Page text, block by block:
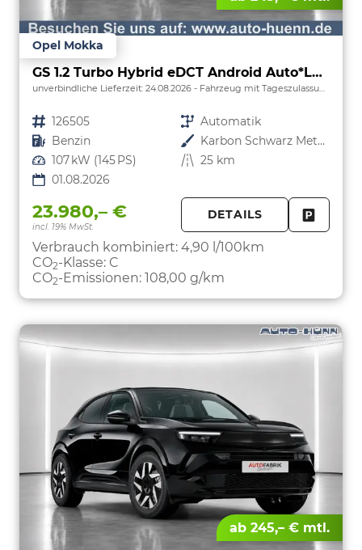
Opel Mokka
GS 1.2 Turbo Hybrid eDCT Android Auto*Leder*SHZ*Keyless*Kamera*Klimaauto*LED*
unverbindliche Lieferzeit: 24.08.2026 Fahrzeug mit Tageszulassung
Fahrzeugnr. 126505 Getriebe Automatik
Kraftstoff Benzin Außenfarbe
Karbon Schwarz Metallic
Leistung 107 kW (145 PS) Kilometerstand 25 km
01.08.2026
23.980,– €
incl. 19% MwSt.
DETAILS
Verbrauch kombiniert: 4,90 l/100km
CO2-Klasse: C
CO2-Emissionen: 108,00 g/km
ab 245,– € mtl.